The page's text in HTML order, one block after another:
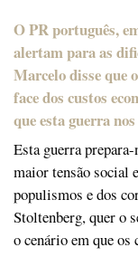
O PR português,
alertam para as
Marcelo disse que
face dos custos
que esta guerra
Esta guerra
maior tensão social
populismos e dos
Stoltenberg, quer o
o cenário em que os